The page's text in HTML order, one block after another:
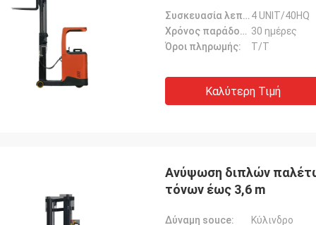
Συσκευασία λεπτομέρειες: 4 UNIT/40HQ
Χρόνος παράδοσης: 30 ημέρες
Όροι πληρωμής:
Τ/Τ
Καλύτερη Τιμή
Ανύψωση διπλών
τόνων έως 3,6 m
Δύναμη souce:
Κύλινδρο